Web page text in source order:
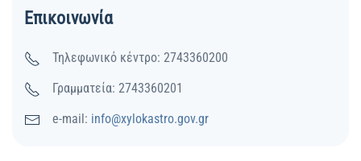
Επικοινωνία
Τηλεφωνικό κέντρο: 2743360200
Γραμματεία: 2743360201
e-mail: info@xylokastro.gov.gr